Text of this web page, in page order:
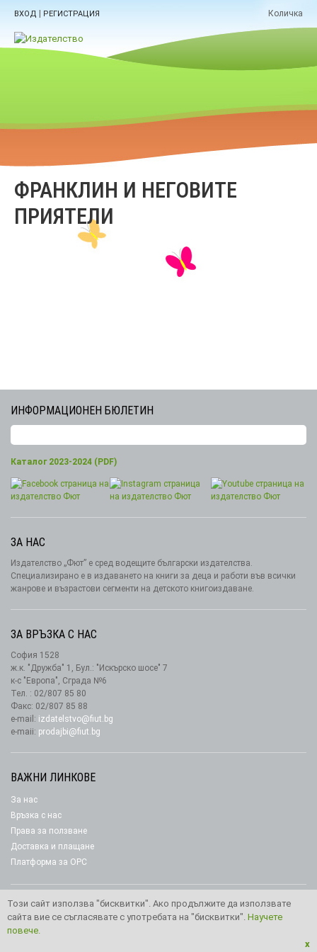
ВХОД | РЕГИСТРАЦИЯ Количка
ФРАНКЛИН И НЕГОВИТЕ
ПРИЯТЕЛИ
ИНФОРМАЦИОНЕН БЮЛЕТИН
Каталог 2023-2024 (PDF)
ЗА НАС
Издателство „Фют” е сред водещите български издателства.
Специализирано е в издаването на книги за деца и работи във всички
жанрове и възрастови сегменти на детското книгоиздаване.
ЗА ВРЪЗКА С НАС
София 1528
ж.к. "Дружба" 1, Бул.: "Искърско шосе" 7
к-с "Европа", Сграда №6
Тел. : 02/807 85 80
Факс: 02/807 85 88
e-mail: izdatelstvo@fiut.bg
e-maii: prodajbi@fiut.bg
ВАЖНИ ЛИНКОВЕ
За нас
Връзка с нас
Права за ползване
Доставка и плащане
Платформа за ОРС
Този сайт използва "бисквитки". Ако продължите да използвате
сайта вие се съгласявате с употребата на "бисквитки". Научете
повече.
x